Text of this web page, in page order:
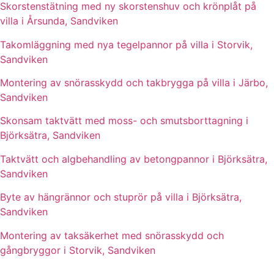
Skorstenstätning med ny skorstenshuv och krönplåt på
villa i Årsunda, Sandviken
Takomläggning med nya tegelpannor på villa i Storvik,
Sandviken
Montering av snörasskydd och takbrygga på villa i Järbo,
Sandviken
Skonsam taktvätt med moss- och smutsborttagning i
Björksätra, Sandviken
Taktvätt och algbehandling av betongpannor i Björksätra,
Sandviken
Byte av hängrännor och stuprör på villa i Björksätra,
Sandviken
Montering av taksäkerhet med snörasskydd och
gångbryggor i Storvik, Sandviken